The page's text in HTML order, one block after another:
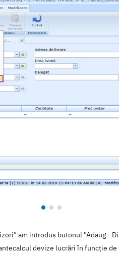
am introdus butonul "Adaug -
devize lucrări în funcție